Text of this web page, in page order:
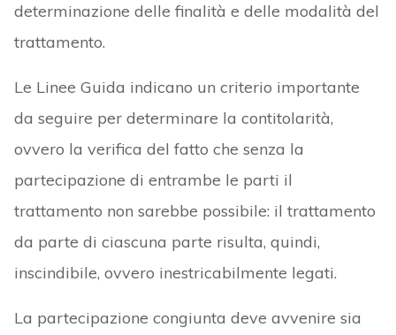
determinazione delle finalità e delle modalità del
trattamento.
Le Linee Guida indicano un criterio importante
da seguire per determinare la contitolarità,
ovvero la verifica del fatto che senza la
partecipazione di entrambe le parti il
trattamento non sarebbe possibile: il trattamento
da parte di ciascuna parte risulta, quindi,
inscindibile, ovvero inestricabilmente legati.
La partecipazione congiunta deve avvenire sia